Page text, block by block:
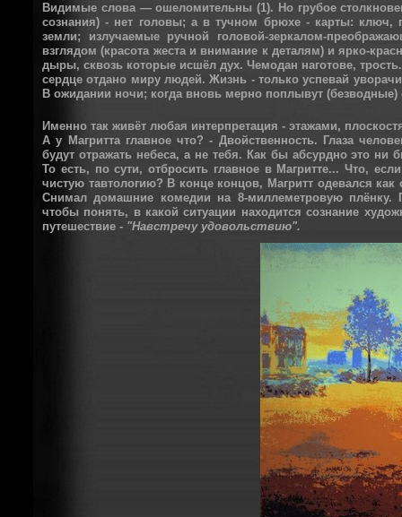
Видимые слова — ошеломительны (1). Но грубое
сознания) - нет головы; а в тучном брюхе - карты: ключ,
земли; излучаемые ручной головой-зеркалом-
взглядом (красота жеста и внимание к деталям) и ярко-
дыры, сквозь которые исшёл дух. Чемодан наготове,
сердце отдано миру людей. Жизнь - только успевай
В ожидании ночи; когда вновь мерно поплывут (безводные)
Именно так живёт любая интерпретация - этажами,
А у Магритта главное что? - Двойственность. Глаза
будут отражать небеса, а не тебя. Как бы абсурдно это ни
То есть, по сути, отбросить главное в Магритте... Что,
чистую тавтологию? В конце концов, Магритт одевался
Снимал домашние комедии на 8-миллеметровую плёнку.
чтобы понять, в какой ситуации находится сознание
путешествие - "Навстречу удовольствию".